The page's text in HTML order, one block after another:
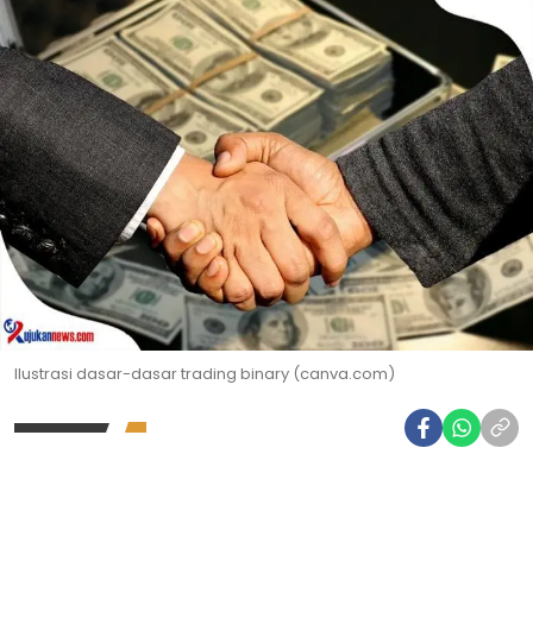
Ilustrasi dasar-dasar trading binary (canva.com)